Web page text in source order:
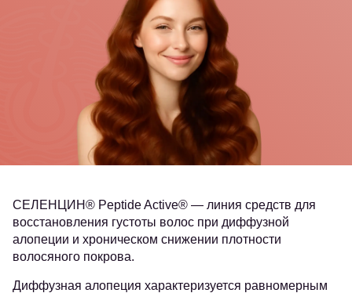
СЕЛЕНЦИН® Peptide Active® — линия средств для
восстановления густоты волос при диффузной
алопеции и хроническом снижении плотности
волосяного покрова.
Диффузная алопеция характеризуется равномерным